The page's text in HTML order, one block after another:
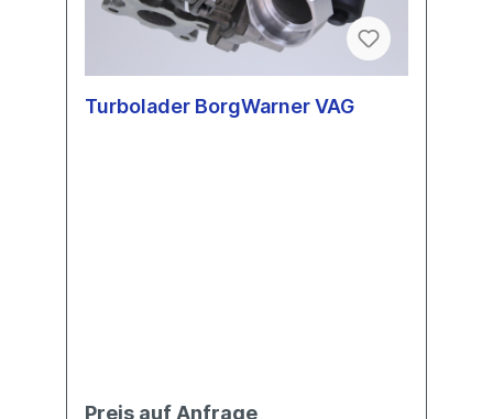
Turbolader BorgWarner VAG
Preis auf Anfrage